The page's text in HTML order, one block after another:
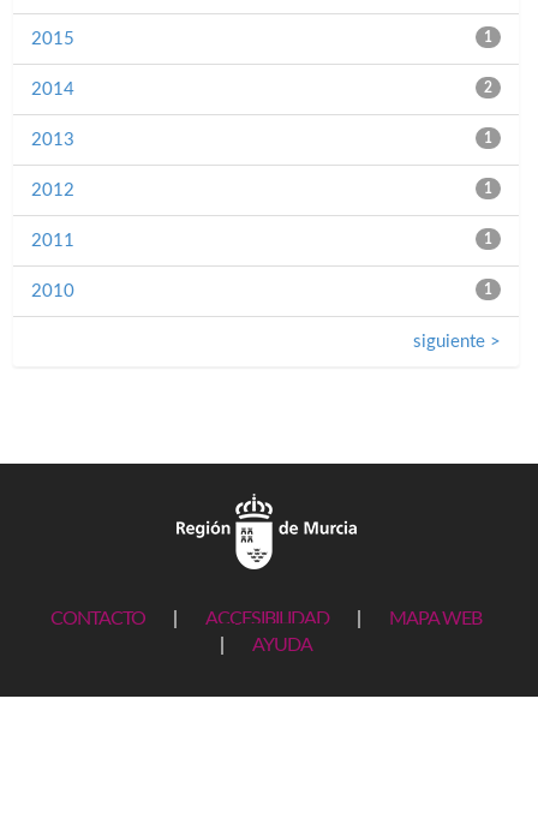
1
2015
2
2014
1
2013
1
2012
1
2011
1
2010
siguiente >
CONTACTO ACCESIBILIDAD
MAPA WEB
AYUDA